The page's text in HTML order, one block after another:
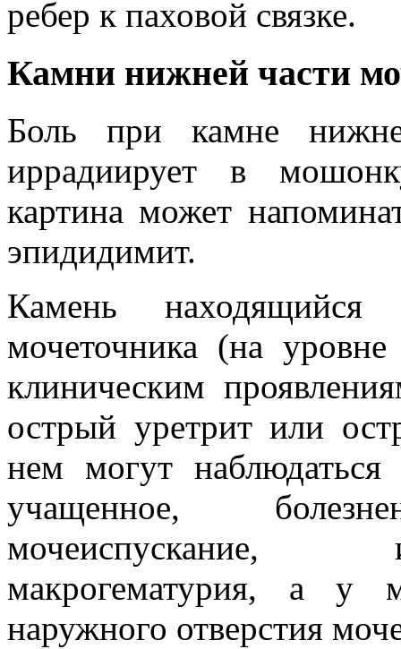
ребер к паховой связке.
Камни нижней части
Боль при камне
иррадиирует в
картина может
эпидидимит.
Камень находящийся
мочеточника (на
клиническим
острый уретрит или
нем могут
учащенное,
мочеиспускание,
макрогематурия, а
наружного отверстия